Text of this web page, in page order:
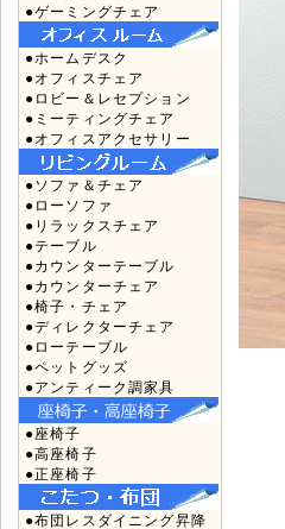
●ゲーミングチェア
●ホームデスク
●オフィスチェア
●ロビー＆レセプション
●ミーティングチェア
●オフィスアクセサリー
●ソファ＆チェア
●ローソファ
●リラックスチェア
●テーブル
●カウンターテーブル
●カウンターチェア
●椅子・チェア
●ディレクターチェア
●ローテーブル
●ペットグッズ
●アンティーク調家具
●座椅子
●高座椅子
●正座椅子
●布団レスダイニング昇降